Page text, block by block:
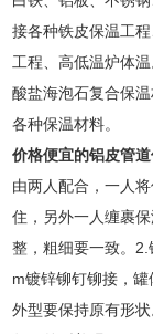
接各种铁皮保温工
工程、高低温炉体
酸盐海泡石复合保
各种保温材料。
价格便宜的铝皮管
由两人配合，一人
住，另外一人缠裹
整，粗细要一致。
m镀锌铆钉铆接，
外型要保持原有形